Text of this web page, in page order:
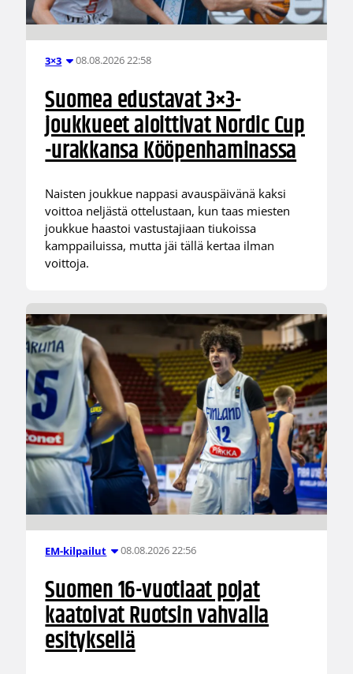
3×3 08.08.2026 22:58
Suomea edustavat 3×3-
joukkueet aloittivat Nordic Cup
-urakkansa Kööpenhaminassa
Naisten joukkue nappasi avauspäivänä kaksi
voittoa neljästä ottelustaan, kun taas miesten
joukkue haastoi vastustajiaan tiukoissa
kamppailuissa, mutta jäi tällä kertaa ilman
voittoja.
EM-kilpailut 08.08.2026 22:56
Suomen 16-vuotiaat pojat
kaatoivat Ruotsin vahvalla
esityksellä